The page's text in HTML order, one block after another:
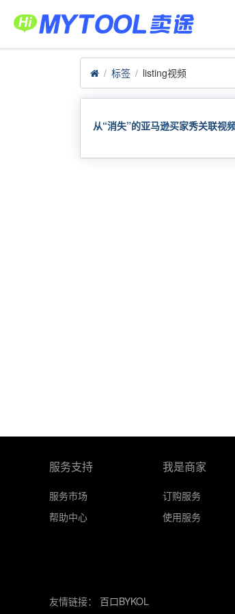
标签 listing视频
从“消失”的亚马逊买家秀关联视
服务支持
服务市场
帮助中心
我是商家
订购服务
使用服务
友情链接： 百口BYKOL